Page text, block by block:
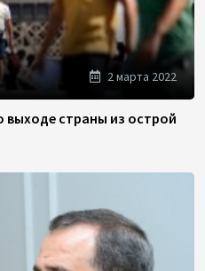
2 марта 2022
выходе страны из острой